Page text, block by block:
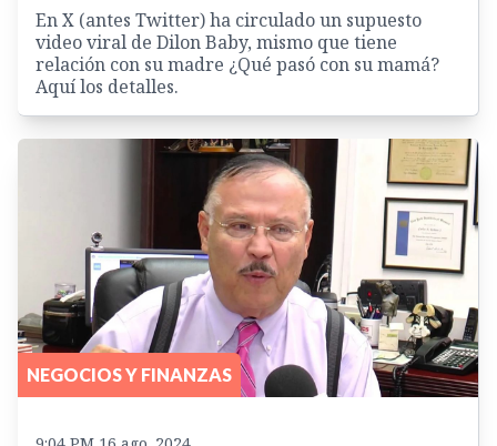
En X (antes Twitter) ha circulado un supuesto
video viral de Dilon Baby, mismo que tiene
relación con su madre ¿Qué pasó con su mamá?
Aquí los detalles.
NEGOCIOS Y FINANZAS